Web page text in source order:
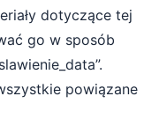
dotyczące tej
go w sposób
powiązane